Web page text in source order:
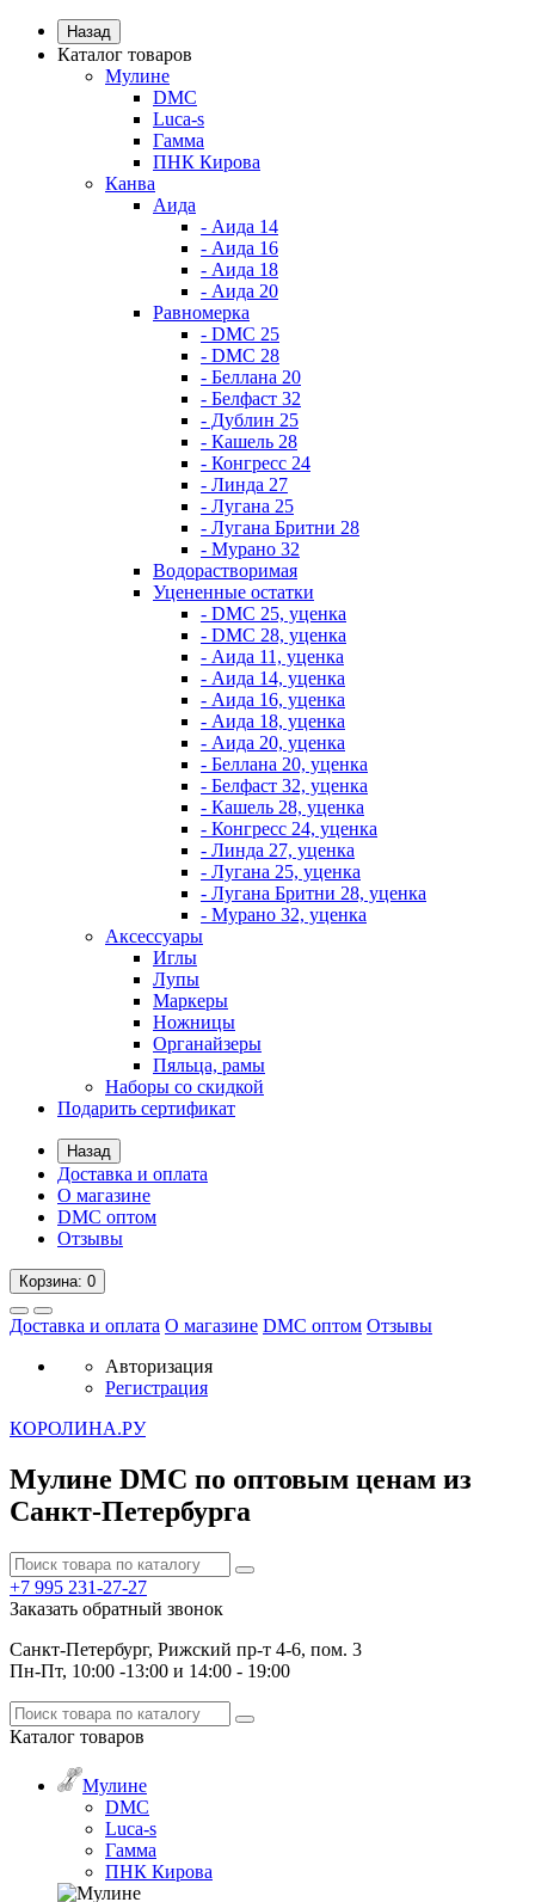
Назад
Каталог товаров
Мулине
DMC
Luca-s
Гамма
ПНК Кирова
Канва
Аида
- Аида 14
- Аида 16
- Аида 18
- Аида 20
Равномерка
- DMC 25
- DMC 28
- Беллана 20
- Белфаст 32
- Дублин 25
- Кашель 28
- Конгресс 24
- Линда 27
- Лугана 25
- Лугана Бритни 28
- Мурано 32
Водорастворимая
Уцененные остатки
- DMC 25, уценка
- DMC 28, уценка
- Аида 11, уценка
- Аида 14, уценка
- Аида 16, уценка
- Аида 18, уценка
- Аида 20, уценка
- Беллана 20, уценка
- Белфаст 32, уценка
- Кашель 28, уценка
- Конгресс 24, уценка
- Линда 27, уценка
- Лугана 25, уценка
- Лугана Бритни 28, уценка
- Мурано 32, уценка
Аксессуары
Иглы
Лупы
Маркеры
Ножницы
Органайзеры
Пяльца, рамы
Наборы со скидкой
Подарить сертификат
Назад
Доставка и оплата
О магазине
DMC оптом
Отзывы
Корзина: 0
Доставка и оплата О магазине DMC оптом Отзывы
Авторизация
Регистрация
КОРОЛИНА.РУ
Мулине DMC по оптовым ценам из
Санкт-Петербурга
+7 995 231-27-27
Заказать обратный звонок
Санкт-Петербург, Рижский пр-т 4-6, пом. 3
Пн-Пт, 10:00 -13:00 и 14:00 - 19:00
Каталог товаров
Мулине
DMC
Luca-s
Гамма
ПНК Кирова